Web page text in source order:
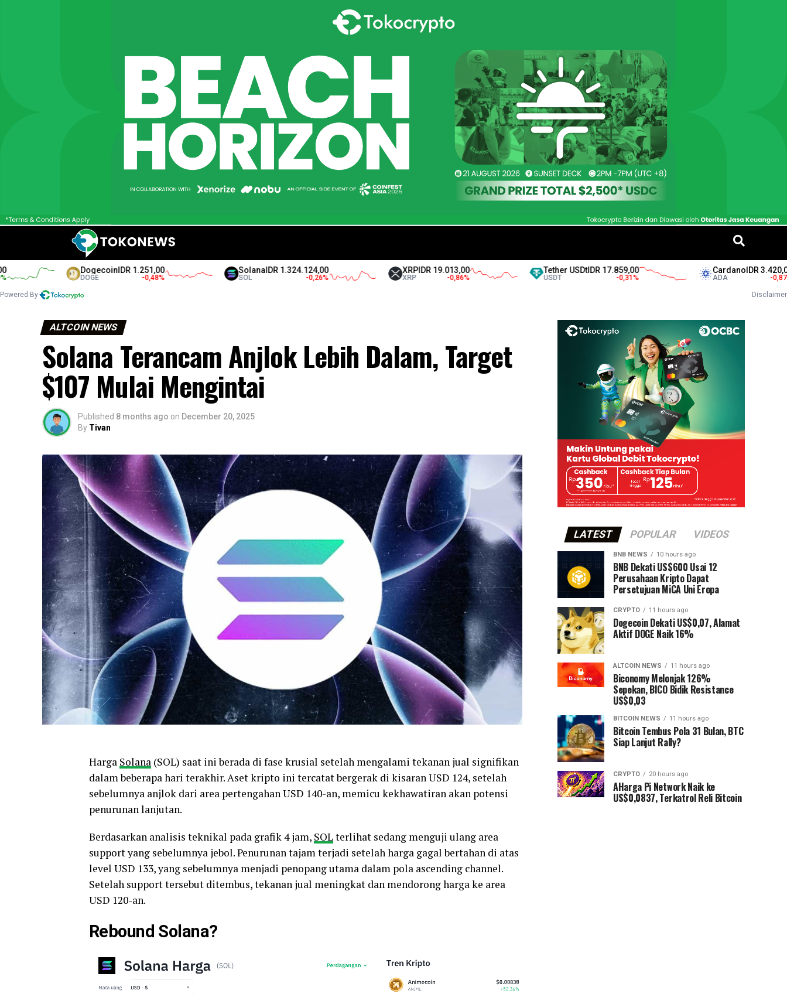
DogecoinIDR 1.251,00
DOGE
SolanaIDR 1.324.124,00
SOL
XRPIDR 19.013,00
XRP
Tether USDtIDR 17.859,00
USDT
CardanoIDR 3.420,00
ADA
Powered By Disclaimer
ALTCOIN NEWS
Solana Terancam Anjlok Lebih Dalam, Target
$107 Mulai Mengintai
Published 8 months ago on December 20, 2025
By Tivan
Harga Solana (SOL) saat ini berada di fase krusial setelah mengalami tekanan jual signifikan
dalam beberapa hari terakhir. Aset kripto ini tercatat bergerak di kisaran USD 124, setelah
sebelumnya anjlok dari area pertengahan USD 140-an, memicu kekhawatiran akan potensi
penurunan lanjutan.
Berdasarkan analisis teknikal pada grafik 4 jam, SOLterlihat sedang menguji ulang area
support yang sebelumnya jebol. Penurunan tajam terjadi setelah harga gagal bertahan di atas
level USD 133, yang sebelumnya menjadi penopang utama dalam pola ascending channel.
Setelah support tersebut ditembus, tekanan jual meningkat dan mendorong harga ke area
USD 120-an.
Rebound Solana?
LATEST POPULAR VIDEOS
BNB NEWS 10 hours ago
BNB Dekati US$600 Usai 12
Perusahaan Kripto Dapat
Persetujuan MiCA Uni Eropa
CRYPTO 11 hours ago
Dogecoin Dekati US$0,07, Alamat
Aktif DOGE Naik 16%
ALTCOIN NEWS 11 hours ago
Biconomy Melonjak 126%
Sepekan, BICO Bidik Resistance
US$0,03
BITCOIN NEWS 11 hours ago
Bitcoin Tembus Pola 31 Bulan, BTC
Siap Lanjut Rally?
CRYPTO 20 hours ago
AHarga Pi Network Naik ke
US$0,0837, Terkatrol Reli Bitcoin